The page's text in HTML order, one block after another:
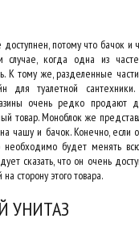
доступнен, потому что бачок
случае, когда одна из
К тому же, разделенные части
для туалетной
очень редко продают
товар. Моноблок же
чашу и бачок. Конечно, если
необходимо будет менять
сказать, что он очень
сторону этого товара.
УНИТАЗ